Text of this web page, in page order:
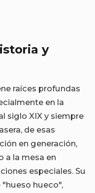
y
raíces profundas
en la
siglo XIX y siempre
de esas
en generación,
a la mesa en
especiales. Su
hueco",